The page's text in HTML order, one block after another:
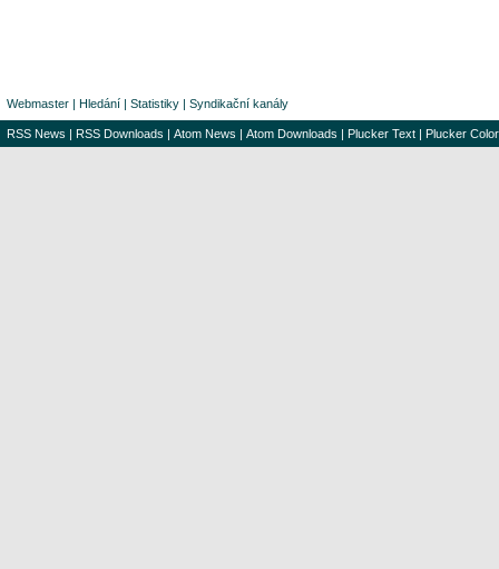
Webmaster | Hledání | Statistiky | Syndikační kanály
RSS News | RSS Downloads | Atom News | Atom Downloads | Plucker Text | Plucker Color